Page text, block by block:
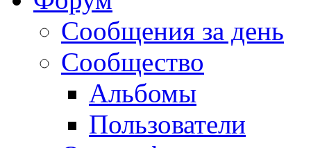
Сообщения за день
Сообщество
Альбомы
Пользователи